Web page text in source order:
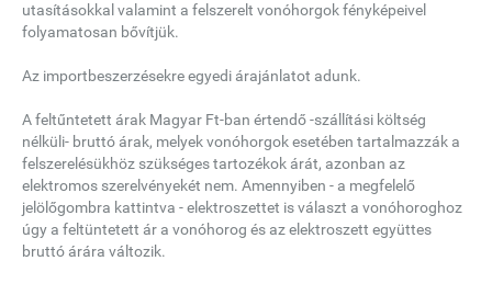
utasításokkal valamint a felszerelt vonóhorgok fényképeivel
folyamatosan bővítjük.
Az importbeszerzésekre egyedi árajánlatot adunk.
A feltűntetett árak Magyar Ft-ban értendő -szállítási költség
nélküli- bruttó árak, melyek vonóhorgok esetében tartalmazzák a
felszerelésükhöz szükséges tartozékok árát, azonban az
elektromos szerelvényekét nem. Amennyiben - a megfelelő
jelölőgombra kattintva - elektroszettet is választ a vonóhoroghoz
úgy a feltüntetett ár a vonóhorog és az elektroszett együttes
bruttó árára változik.